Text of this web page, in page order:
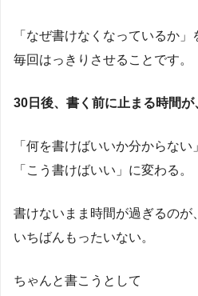
「なぜ書けなくなっているか」
毎回はっきりさせることです。
30日後、書く前に止まる時間が
「何を書けばいいか分からない
「こう書けばいい」に変わる。
書けないまま時間が過ぎるのが、
いちばんもったいない。
ちゃんと書こうとして